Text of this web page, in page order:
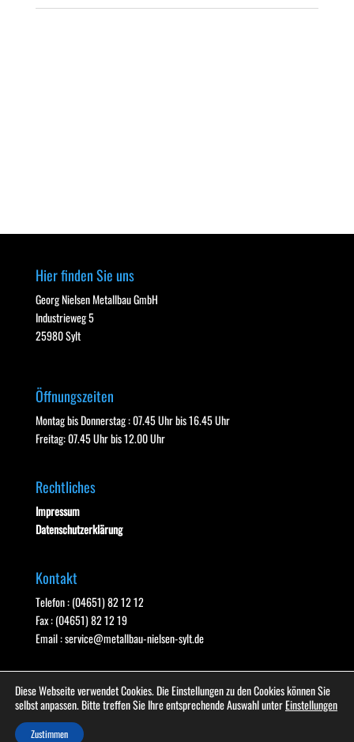
Hier finden Sie uns
Georg Nielsen Metallbau GmbH
Industrieweg 5
25980 Sylt
Öffnungszeiten
Montag bis Donnerstag : 07.45 Uhr bis 16.45 Uhr
Freitag: 07.45 Uhr bis 12.00 Uhr
Rechtliches
Impressum
Datenschutzerklärung
Kontakt
Telefon : (04651) 82 12 12
Fax : (04651) 82 12 19
Email :service@metallbau-nielsen-sylt.de
Diese Webseite verwendet Cookies. Die Einstellungen zu den Cookies können Sie
selbst anpassen. Bitte treffen Sie Ihre entsprechende Auswahl unterEinstellungen
Zustimmen